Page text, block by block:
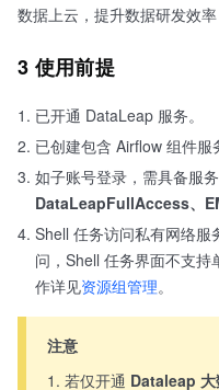
数据上云，提升数据研发效率
3 使用前提
已开通 DataLeap 服务。
已创建包含 Airflow 组件
如子账号登录，需具备服
DataLeapFullAccess、
Shell 任务访问私有网络服
问，Shell 任务界面不支
作详见资源组管理。
注意
若仅开通 Dataleap